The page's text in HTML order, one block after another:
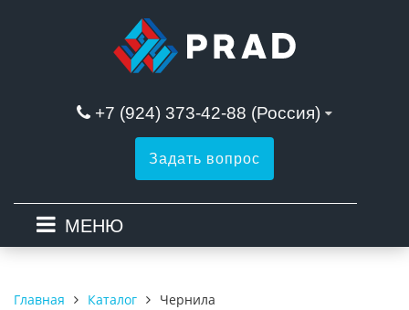
+7 (924) 373-42-88 (Россия)
Задать вопрос
МЕНЮ
Главная Каталог Чернила